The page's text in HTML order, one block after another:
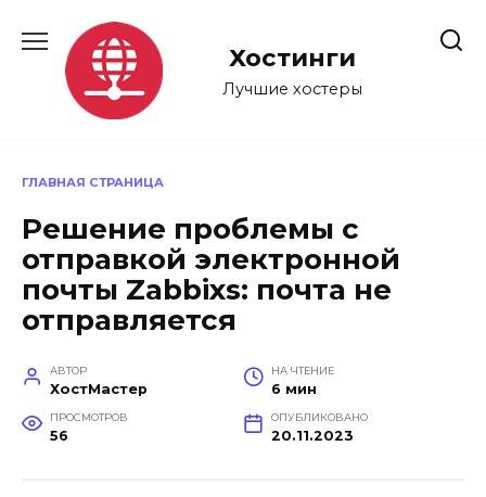
содержанию
Хостинги
Лучшие хостеры
ГЛАВНАЯ СТРАНИЦА
Решение проблемы с
отправкой электронной
почты Zabbixs: почта не
отправляется
АВТОР
ХостМастер
НА ЧТЕНИЕ
6 мин
ПРОСМОТРОВ
56
ОПУБЛИКОВАНО
20.11.2023